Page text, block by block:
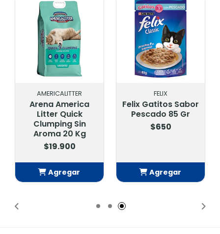
AMERICALITTER
Arena America
Litter Quick
Clumping Sin
Aroma 20 Kg
$19.900
Agregar
FELIX
Felix Gatitos Sabor
Pescado 85 Gr
$650
Agregar